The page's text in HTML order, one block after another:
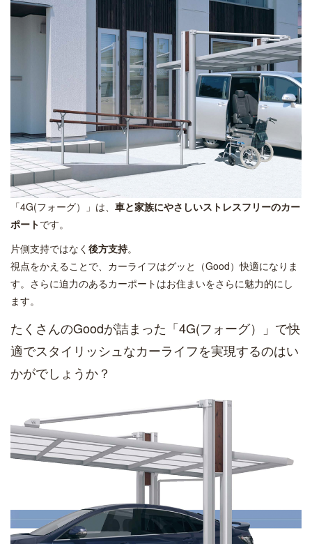
「4G(フォーグ）」は、 車と家族にやさしいストレスフリーのカー
ポートです。
片側支持ではなく 後方支持。
視点をかえることで、カーライフはグッと（Good）快適になりま
す。さらに迫力のあるカーポートはお住まいをさらに魅力的にし
ます。
たくさんのGoodが詰まった「4G(フォーグ）」で快
適でスタイリッシュなカーライフを実現するのはい
かがでしょうか？